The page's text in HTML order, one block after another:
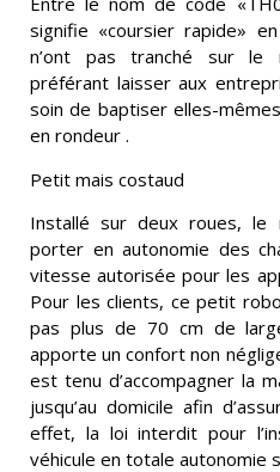
signifie «coursier rapide»
n’ont pas tranché sur le
préférant laisser aux
soin de baptiser elles-
en rondeur .
Petit mais costaud
Installé sur deux roues,
porter en autonomie des
vitesse autorisée pour les
Pour les clients, ce petit
pas plus de 70 cm de
apporte un confort non
est tenu d’accompagner la
jusqu’au domicile afin
effet, la loi interdit pour
véhicule en totale autonomie